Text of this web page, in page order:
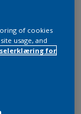
of cookies
usage, and
for